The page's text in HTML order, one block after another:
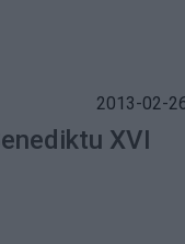
2013-02-
XVI